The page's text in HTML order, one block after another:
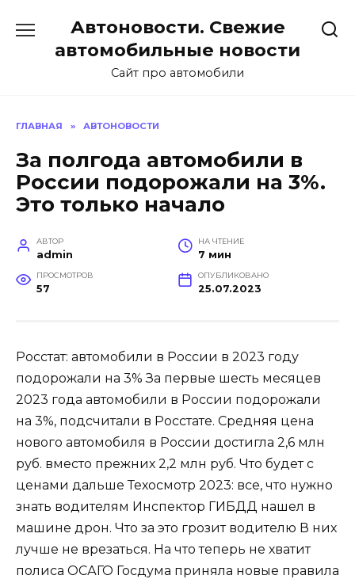
содержанию
Автоновости. Свежие
автомобильные новости
Сайт про автомобили
ГЛАВНАЯ » АВТОНОВОСТИ
За полгода автомобили в
России подорожали на 3%.
Это только начало
АВТОР
admin
НА ЧТЕНИЕ
7 мин
ПРОСМОТРОВ
57
ОПУБЛИКОВАНО
25.07.2023
Росстат: автомобили в России в 2023 году
подорожали на 3% За первые шесть месяцев
2023 года автомобили в России подорожали
на 3%, подсчитали в Росстате. Средняя цена
нового автомобиля в России достигла 2,6 млн
руб. вместо прежних 2,2 млн руб. Что будет с
ценами дальше Техосмотр 2023: все, что нужно
знать водителям Инспектор ГИБДД нашел в
машине дрон. Что за это грозит водителю В них
лучше не врезаться. На что теперь не хватит
полиса ОСАГО Госдума приняла новые правила